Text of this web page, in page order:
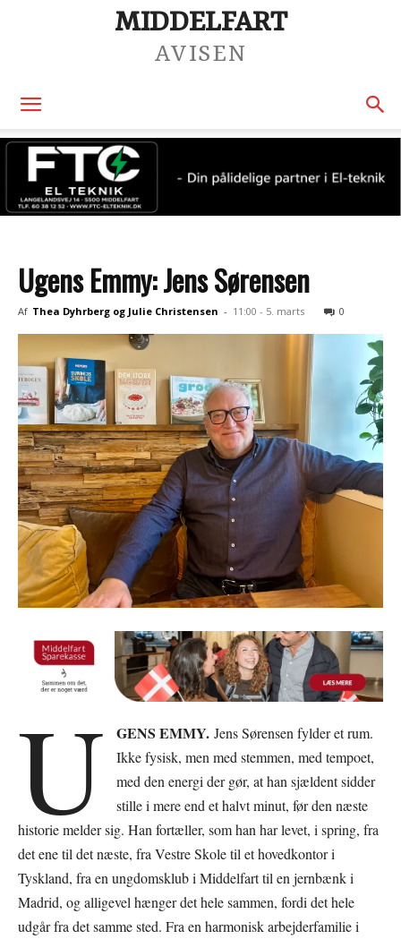
MIDDELFART
AVISEN
Ugens Emmy: Jens Sørensen
Af Thea Dyhrberg og Julie Christensen - 11:00 - 5. marts 0
U GENS EMMY.Jens Sørensen fylder et rum.
Ikke fysisk, men med stemmen, med tempoet,
med den energi der gør, at han sjældent sidder
stille i mere end et halvt minut, før den næste
historie melder sig. Han fortæller, som han har levet, i spring, fra
det ene til det næste, fra Vestre Skole til et hovedkontor i
Tyskland, fra en ungdomsklub i Middelfart til en jernbænk i
Madrid, og alligevel hænger det hele sammen, fordi det hele
udgår fra det samme sted. Fra en harmonisk arbejderfamilie i